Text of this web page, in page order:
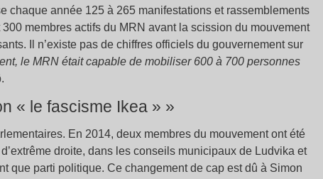
chaque année 125 à 265 manifestations et rassemblements
membres actifs du MRN avant la scission du mouvement
Il n’existe pas de chiffres officiels du gouvernement sur
le MRN était capable de mobiliser 600 à 700 personnes
« le fascisme Ikea » »
En 2014, deux membres du mouvement ont été
droite, dans les conseils municipaux de Ludvika et
que parti politique. Ce changement de cap est dû à Simon